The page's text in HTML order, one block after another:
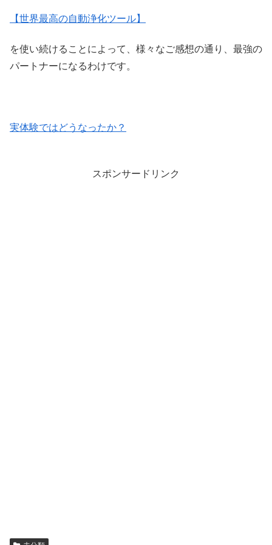
【世界最高の自動浄化ツール】
を使い続けることによって、様々なご感想の通り、最強の
パートナーになるわけです。
実体験ではどうなったか？
スポンサードリンク